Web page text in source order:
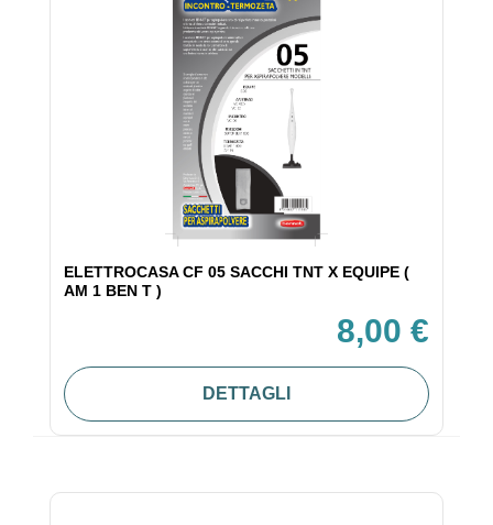
ELETTROCASA CF 05 SACCHI TNT X EQUIPE (
AM 1 BEN T )
8,00 €
DETTAGLI